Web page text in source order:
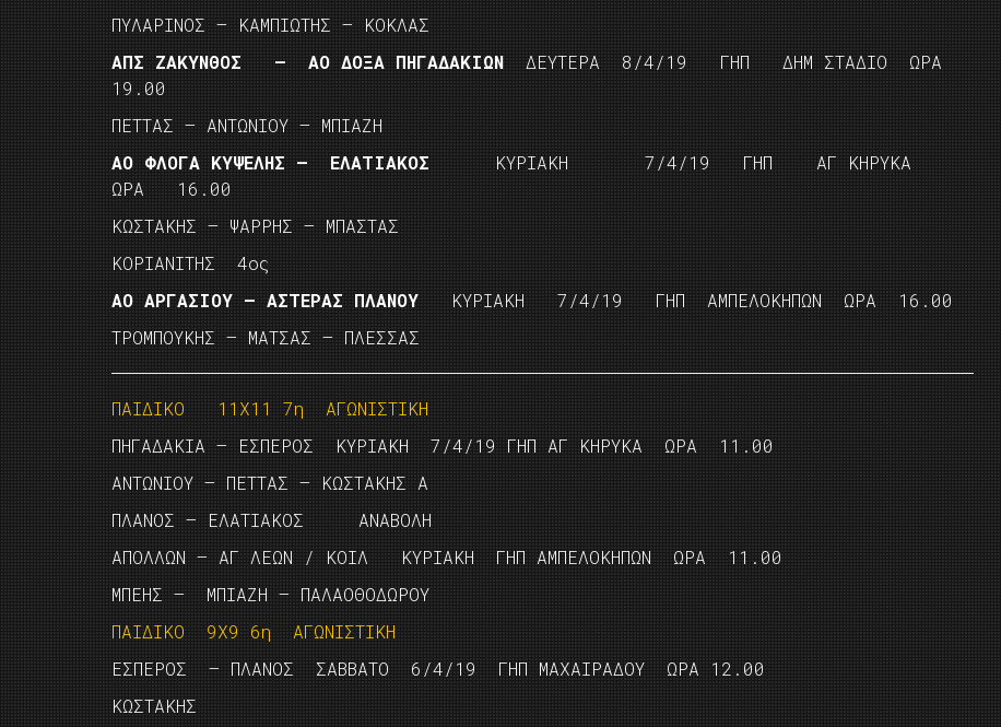
ΠΥΛΑΡΙΝΟΣ – ΚΑΜΠΙΩΤΗΣ – ΚΟΚΛΑΣ
ΑΠΣ ΖΑΚΥΝΘΟΣ – ΑΟ ΔΟΞΑ ΠΗΓΑΔΑΚΙΩΝ
ΔΕΥΤΕΡΑ 8/4/19 ΓΗΠ ΔΗΜ ΣΤΑΔΙΟ ΩΡΑ
19.00
ΠΕΤΤΑΣ – ΑΝΤΩΝΙΟΥ – ΜΠΙΑΖΗ
ΑΟ ΦΛΟΓΑ ΚΥΨΕΛΗΣ – ΕΛΑΤΙΑΚΟΣ ΚΥΡΙΑΚΗ 7/4/19 ΓΗΠ ΑΓ ΚΗΡΥΚΑ
ΩΡΑ 16.00
ΚΩΣΤΑΚΗΣ – ΨΑΡΡΗΣ – ΜΠΑΣΤΑΣ
ΚΟΡΙΑΝΙΤΗΣ 4ος
ΑΟ ΑΡΓΑΣΙΟΥ – ΑΣΤΕΡΑΣ ΠΛΑΝΟΥ ΚΥΡΙΑΚΗ 7/4/19 ΓΗΠ ΑΜΠΕΛΟΚΗΠΩΝ ΩΡΑ 16.00
ΤΡΟΜΠΟΥΚΗΣ – ΜΑΤΣΑΣ – ΠΛΕΣΣΑΣ
ΠΑΙΔΙΚΟ 11Χ11 7η ΑΓΩΝΙΣΤΙΚΗ
ΠΗΓΑΔΑΚΙΑ – ΕΣΠΕΡΟΣ ΚΥΡΙΑΚΗ 7/4/19 ΓΗΠ ΑΓ ΚΗΡΥΚΑ ΩΡΑ 11.00
ΑΝΤΩΝΙΟΥ – ΠΕΤΤΑΣ – ΚΩΣΤΑΚΗΣ Α
ΠΛΑΝΟΣ – ΕΛΑΤΙΑΚΟΣ ΑΝΑΒΟΛΗ
ΑΠΟΛΛΩΝ – ΑΓ ΛΕΩΝ / ΚΟΙΛ ΚΥΡΙΑΚΗ ΓΗΠ ΑΜΠΕΛΟΚΗΠΩΝ ΩΡΑ 11.00
ΜΠΕΗΣ – ΜΠΙΑΖΗ – ΠΑΛΑΟΘΟΔΩΡΟΥ
ΠΑΙΔΙΚΟ 9Χ9 6η ΑΓΩΝΙΣΤΙΚΗ
ΕΣΠΕΡΟΣ – ΠΛΑΝΟΣ ΣΑΒΒΑΤΟ 6/4/19 ΓΗΠ ΜΑΧΑΙΡΑΔΟΥ ΩΡΑ 12.00
ΚΩΣΤΑΚΗΣ